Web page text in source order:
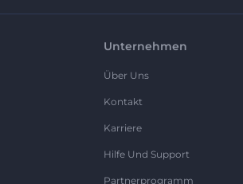
Unternehmen
Über Uns
Kontakt
Karriere
Hilfe Und Support
Partnerprogramm